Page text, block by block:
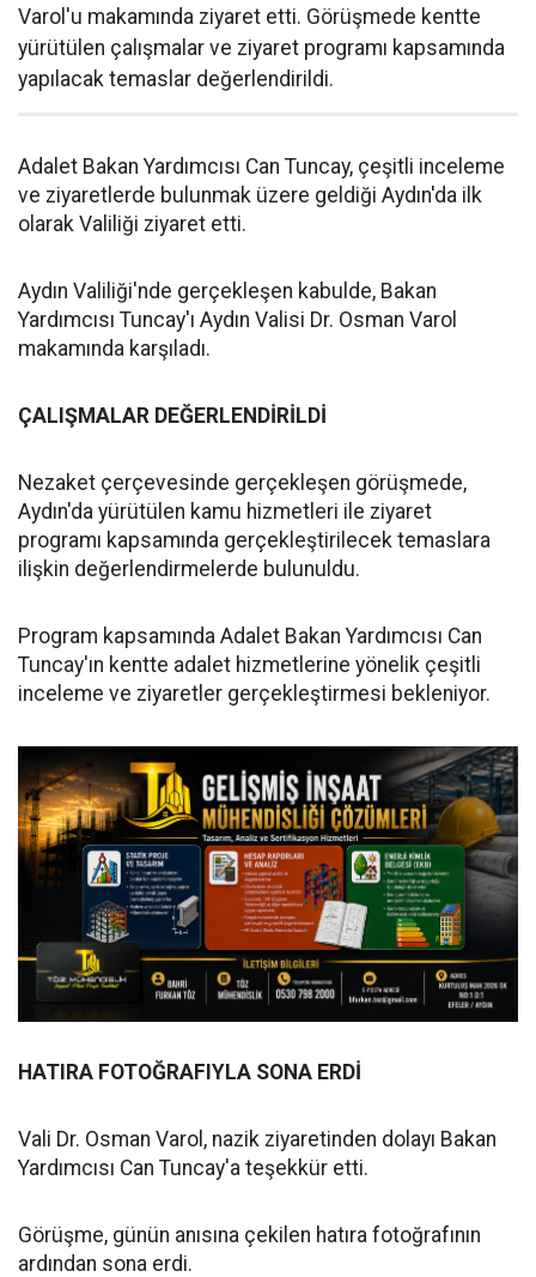
Varol'u makamında ziyaret etti. Görüşmede kentte
yürütülen çalışmalar ve ziyaret programı kapsamında
yapılacak temaslar değerlendirildi.
Adalet Bakan Yardımcısı Can Tuncay, çeşitli inceleme
ve ziyaretlerde bulunmak üzere geldiği Aydın'da ilk
olarak Valiliği ziyaret etti.
Aydın Valiliği'nde gerçekleşen kabulde, Bakan
Yardımcısı Tuncay'ı Aydın Valisi Dr. Osman Varol
makamında karşıladı.
ÇALIŞMALAR DEĞERLENDİRİLDİ
Nezaket çerçevesinde gerçekleşen görüşmede,
Aydın'da yürütülen kamu hizmetleri ile ziyaret
programı kapsamında gerçekleştirilecek temaslara
ilişkin değerlendirmelerde bulunuldu.
Program kapsamında Adalet Bakan Yardımcısı Can
Tuncay'ın kentte adalet hizmetlerine yönelik çeşitli
inceleme ve ziyaretler gerçekleştirmesi bekleniyor.
HATIRA FOTOĞRAFIYLA SONA ERDİ
Vali Dr. Osman Varol, nazik ziyaretinden dolayı Bakan
Yardımcısı Can Tuncay'a teşekkür etti.
Görüşme, günün anısına çekilen hatıra fotoğrafının
ardından sona erdi.